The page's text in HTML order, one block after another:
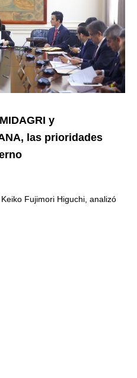
y
las prioridades
Fujimori Higuchi, analizó